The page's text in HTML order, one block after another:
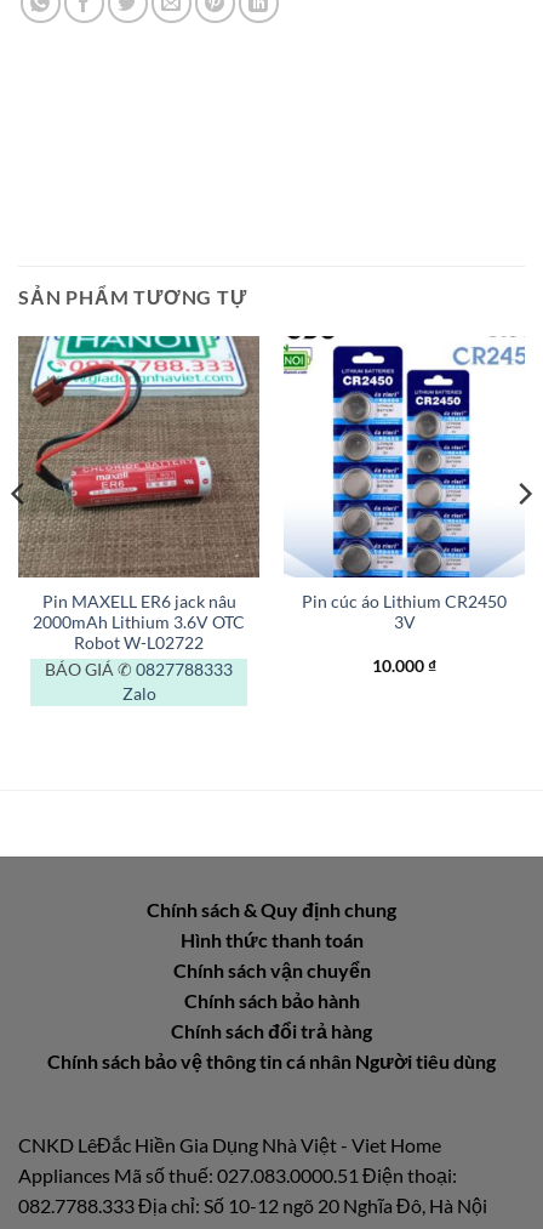
SẢN PHẨM TƯƠNG TỰ
Pin MAXELL ER6 jack nâu
2000mAh Lithium 3.6V OTC
Robot W-L02722
BÁO GIÁ ✆ 0827788333
Zalo
Pin cúc áo Lithium CR2450
3V
10.000₫
Chính sách & Quy định chung
Hình thức thanh toán
Chính sách vận chuyển
Chính sách bảo hành
Chính sách đổi trả hàng
Chính sách bảo vệ thông tin cá nhân Người tiêu dùng
CNKD LêĐắc Hiền Gia Dụng Nhà Việt - Viet Home
Appliances Mã số thuế: 027.083.0000.51 Điện thoại:
082.7788.333 Địa chỉ: Số 10-12 ngõ 20 Nghĩa Đô, Hà Nội